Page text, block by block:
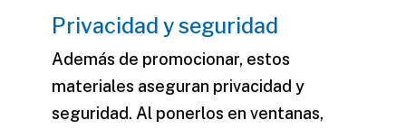
Privacidad y seguridad
Además de promocionar, estos
materiales aseguran privacidad y
seguridad. Al ponerlos en ventanas,